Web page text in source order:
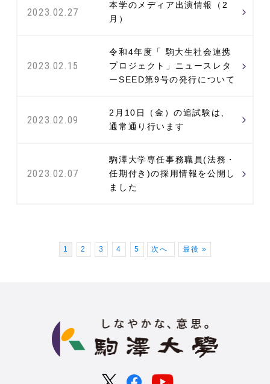
2023.02.27
本学のメディア出演情報（2
月）
2023.02.15
令和4年度「 駒大生社会連携
プロジェクト」ニュースレタ
ーSEED第9号の発行について
2023.02.09
2月10日（金）の追試験は、
通常通り行います
2023.02.07
駒澤大学専任事務職員(法務・
任期付き)の採用情報を公開し
ました
1 2 3 4 5 次へ 最後 »